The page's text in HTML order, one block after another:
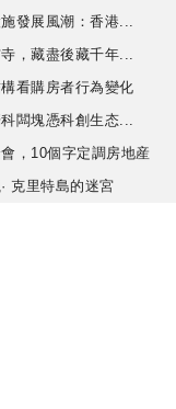
發展風潮：香港...
，藏盡後藏千年...
看購房者行為變化
闆塊憑科創生态...
，10個字定調房地産
克里特島的迷宮